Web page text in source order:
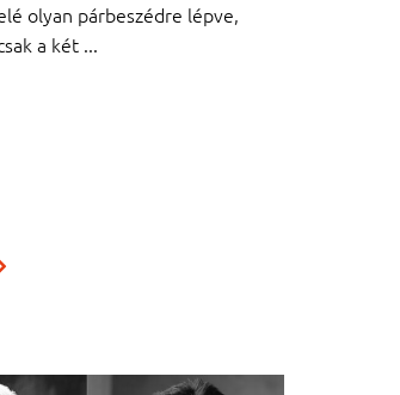
olyan párbeszédre lépve,
a két ...